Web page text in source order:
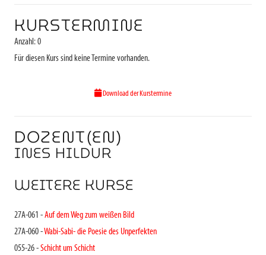
KURSTERMINE
Anzahl: 0
Für diesen Kurs sind keine Termine vorhanden.
Download der Kurstermine
DOZENT(EN)
INES HILDUR
WEITERE KURSE
27A-061 -Auf dem Weg zum weißen Bild
27A-060 -Wabi-Sabi- die Poesie des Unperfekten
055-26 -Schicht um Schicht